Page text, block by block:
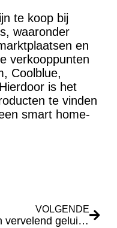
te koop bij
waaronder
en
verkooppunten
Coolblue,
is het
te vinden
smart home-
VOLGENDE
Een vervelend geluid: schoenen die kraken of piepen